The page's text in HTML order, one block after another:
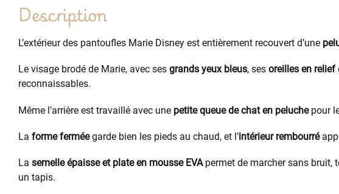
Description
L’extérieur des pantoufles Marie Disney est entièrement recouvert d’une
Le visage brodé de Marie, avec ses grands yeux bleus, ses oreilles en relief
reconnaissables.
Même l’arrière est travaillé avec une petite queue de chat en peluchepour
La forme ferméegarde bien les pieds au chaud, et l’intérieur rembourré
La semelle épaisse et plate en mousse EVApermet de marcher sans bruit,
un tapis.